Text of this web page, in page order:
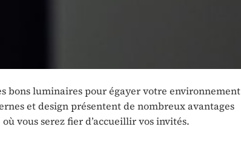
bons luminaires pour égayer votre environnement
et design présentent de nombreux avantages
vous serez fier d’accueillir vos invités.